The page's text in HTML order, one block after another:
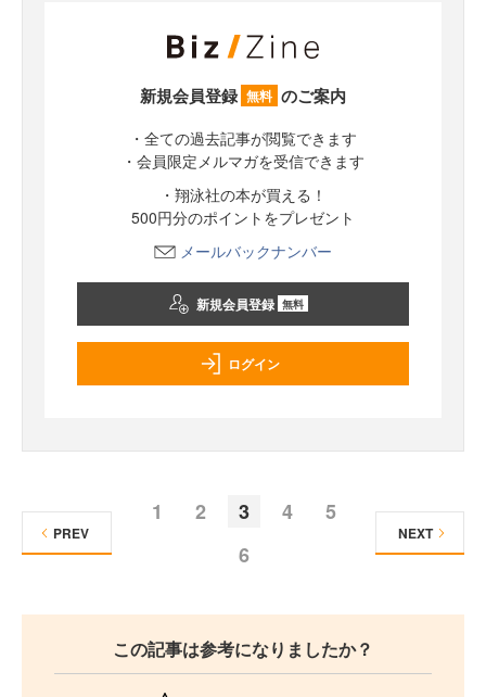
新規会員登録 無料 のご案内
・全ての過去記事が閲覧できます
・会員限定メルマガを受信できます
・翔泳社の本が買える！
500円分のポイントをプレゼント
メールバックナンバー
新規会員登録 無料
ログイン
1 2 3 4
5
6
PREV NEXT
この記事は参考になりましたか？